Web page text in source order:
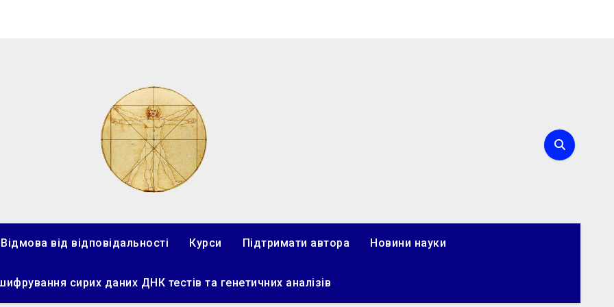
Відмова від відповідальності Курси Підтримати автора Новини науки
сирих даних ДНК тестів та генетичних аналізів